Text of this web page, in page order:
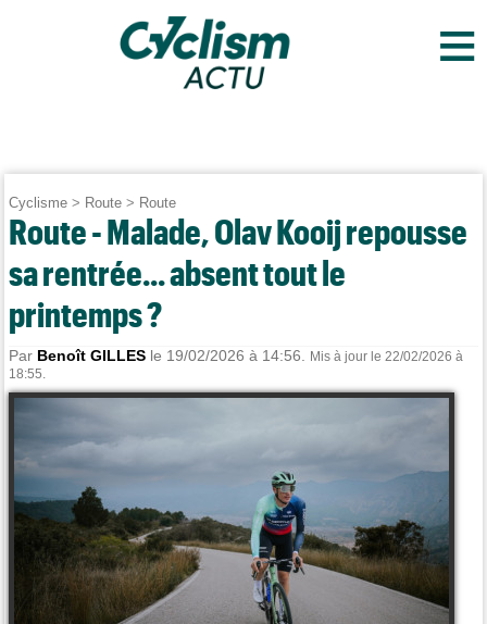
≡
Cyclisme > Route > Route
Route - Malade, Olav Kooij repousse
sa rentrée... absent tout le
printemps ?
Par Benoît GILLES le 19/02/2026 à 14:56.
Mis à jour le 22/02/2026 à
18:55.